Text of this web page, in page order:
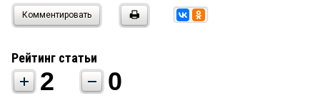
Комментировать
Рейтинг статьи
2 0